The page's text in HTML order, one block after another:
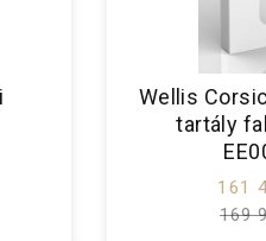
Wellis
tartály
161
169